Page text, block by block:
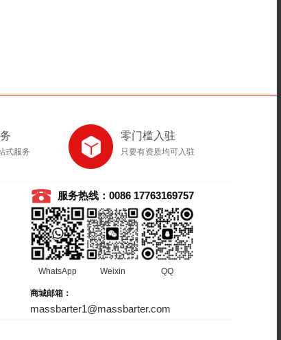
式服务
零门槛入驻
只要有资质均可入驻
服务热线：0086 17763169757
WhatsApp Weixin QQ
商城邮箱：
massbarter1@massbarter.com